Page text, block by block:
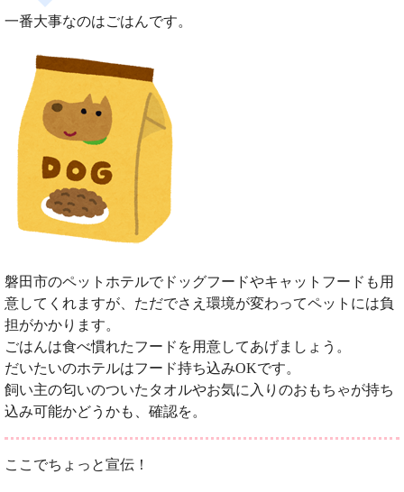
一番大事なのはごはんです。
磐田市のペットホテルでドッグフードやキャットフードも用
意してくれますが、ただでさえ環境が変わってペットには負
担がかかります。
ごはんは食べ慣れたフードを用意してあげましょう。
だいたいのホテルはフード持ち込みOKです。
飼い主の匂いのついたタオルやお気に入りのおもちゃが持ち
込み可能かどうかも、確認を。
ここでちょっと宣伝！